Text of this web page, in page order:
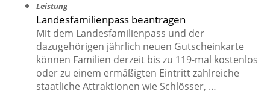
Leistung
Landesfamilienpass beantragen
Mit dem Landesfamilienpass und der
dazugehörigen jährlich neuen Gutscheinkarte
können Familien derzeit bis zu 119-mal kostenlos
oder zu einem ermäßigten Eintritt zahlreiche
staatliche Attraktionen wie Schlösser, …